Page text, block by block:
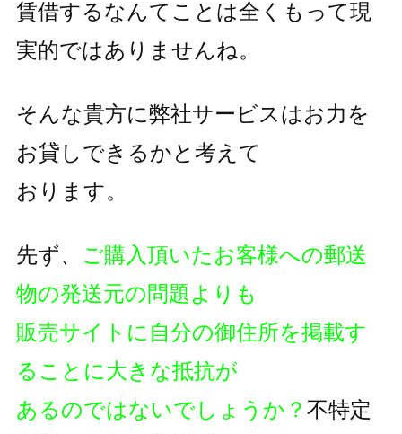
賃借するなんてことは全くもって現
実的ではありませんね。
そんな貴方に弊社サービスはお力を
お貸しできるかと考えて
おります。
先ず、 ご購入頂いたお客様への郵送
物の発送元の問題よりも
販売サイトに自分の御住所を掲載す
ることに大きな抵抗が
あるのではないでしょうか？ 不特定